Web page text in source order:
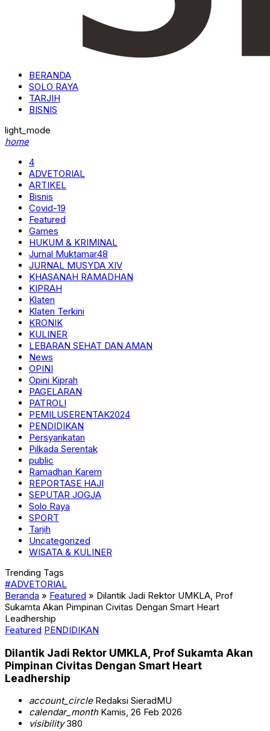
BERANDA
SOLO RAYA
TARJIH
BISNIS
light_mode
home
4
ADVETORIAL
ARTIKEL
Bisnis
Covid-19
Featured
Games
HUKUM & KRIMINAL
Jurnal Muktamar48
JURNAL MUSYDA XIV
KHASANAH RAMADHAN
KIPRAH
Klaten
Klaten Terkini
KRONIK
KULINER
LEBARAN SEHAT DAN AMAN
News
OPINI
Opini Kiprah
PAGELARAN
PATROLI
PEMILUSERENTAK2024
PENDIDIKAN
Persyarikatan
Pilkada Serentak
public
Ramadhan Karem
REPORTASE HAJI
SEPUTAR JOGJA
Solo Raya
SPORT
Tarjih
Uncategorized
WISATA & KULINER
Trending Tags
#ADVETORIAL
Beranda » Featured » Dilantik Jadi Rektor UMKLA, Prof
Sukamta Akan Pimpinan Civitas Dengan Smart Heart
Leadhership
Featured PENDIDIKAN
Dilantik Jadi Rektor UMKLA, Prof Sukamta Akan
Pimpinan Civitas Dengan Smart Heart
Leadhership
account_circleRedaksi SieradMU
calendar_monthKamis, 26 Feb 2026
visibility380